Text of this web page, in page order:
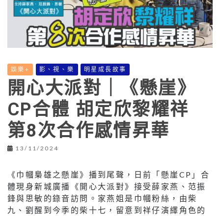
娛樂+ 影、視、樂 明星成長故事
開心大派對｜《懸崖》
CP合體 胡定欣黎耀祥
第8次合作感情昇華
13/11/2024
《巾幗梟雄之懸崖》播到尾聲，日前「懸崖CP」合
體現身新城廣播《開心大派對》接受薛家燕、范振
鋒與思敏的錄音訪問。家燕姐是巾幗粉絲，由柴
九、劉醒到今季的柴十七，留意到祥仔演繹角色的